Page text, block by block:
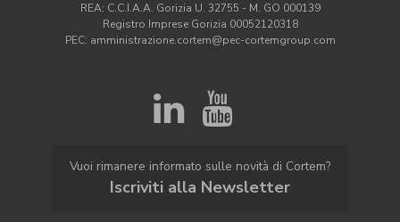
REA: C.C.I.A.A. Gorizia U. 32755 - M. GO 000139
Registro Imprese Gorizia 00052120318
PEC: amministrazione.cortem@pec-cortemgroup.com
Vuoi rimanere informato sulle novità di Cortem?
Iscriviti alla Newsletter